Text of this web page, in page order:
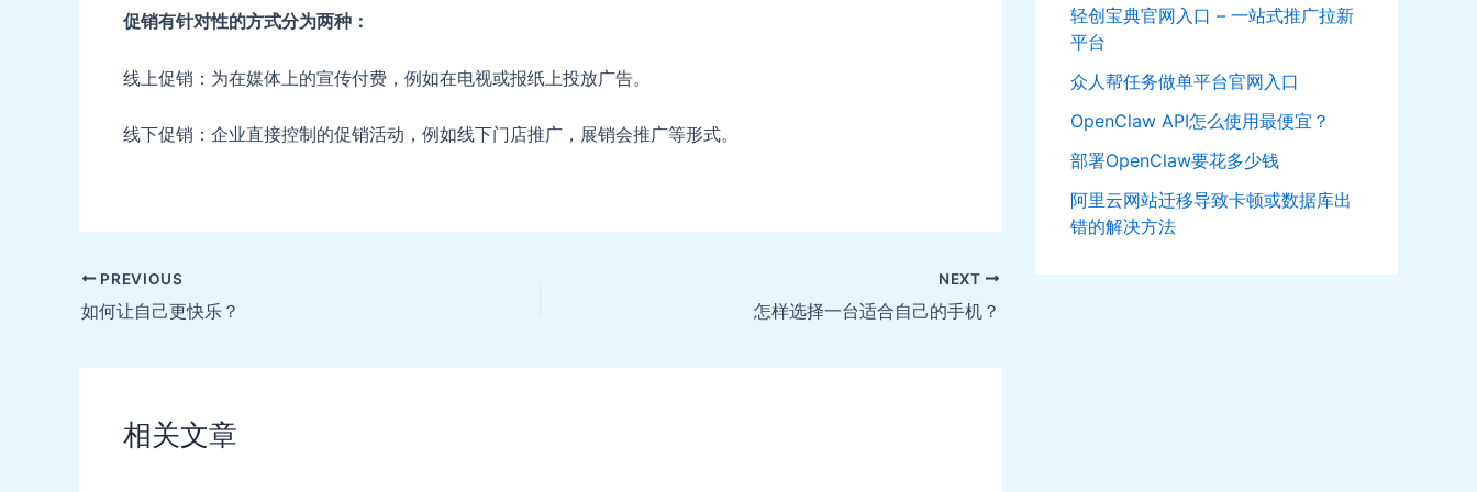
促销有针对性的方式分为两种：
线上促销：为在媒体上的宣传付费，例如在电视或报纸上投放广告。
线下促销：企业直接控制的促销活动，例如线下门店推广，展销会推广等形式。
Post
navigation
PREVIOUS
如何让自己更快乐？
NEXT
怎样选择一台适合自己的手机？
相关文章
轻创宝典官网入口 – 一站式推广拉新
平台
众人帮任务做单平台官网入口
OpenClaw API怎么使用最便宜？
部署OpenClaw要花多少钱
阿里云网站迁移导致卡顿或数据库出
错的解决方法